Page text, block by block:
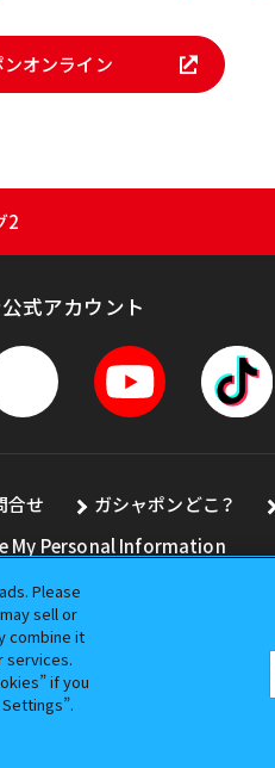
オンライン
2
式アカウント
合せ ガシャポンどこ？
My Personal Information
載をお断りします。
Please
sell or
combine it
services.
if you